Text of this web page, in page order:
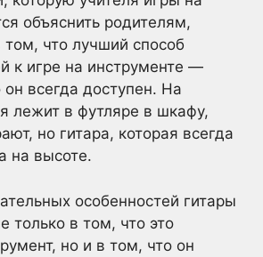
объяснить родителям,
том, что лучший способ
к игре на инструменте —
он всегда доступен. На
лежит в футляре в шкафу,
но гитара, которая всегда
на высоте.
особенностей гитары
только в том, что это
но и в том, что он